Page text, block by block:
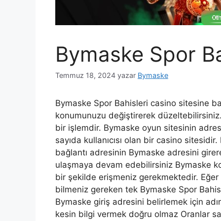
Bymaske Spor
Temmuz 18, 2024 yazar Bymaske
Bymaske Spor Bahisleri casino sitesine
konumunuzu değiştirerek
bir işlemdir. Bymaske oyun sitesinin
sayıda kullanıcısı olan bir casino
bağlantı adresinin Bymaske adresini
ulaşmaya devam edebilirsiniz Bymaske
bir şekilde erişmeniz gerekmektedir.
bilmeniz gereken tek Bymaske Spor
Bymaske giriş adresini belirlemek için
kesin bilgi vermek doğru olmaz Oranlar